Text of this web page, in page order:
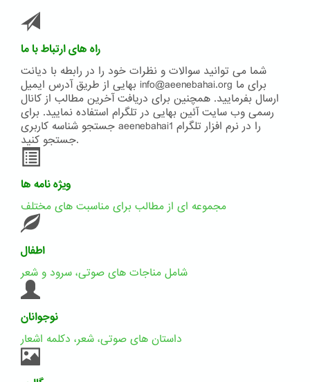
راه های ارتباط با ما
شما می توانید سوالات و نظرات خود را در رابطه با دیانت
بهایی از طریق آدرس ایمیل info@aeenebahai.org برای ما
ارسال بفرمایید. همچنین برای دریافت آخرین مطالب از کانال
رسمی وب سایت آئین بهایی در تلگرام استفاده نمایید. برای
جستجو شناسه کاربری aeenebahai1 را در نرم افزار تلگرام
جستجو کنید.
ویژه نامه ها
مجموعه ای از مطالب برای مناسبت های مختلف
اطفال
شامل مناجات های صوتی، سرود و شعر
نوجوانان
داستان های صوتی، شعر، دکلمه اشعار